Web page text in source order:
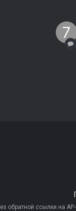
обратной ссылки на